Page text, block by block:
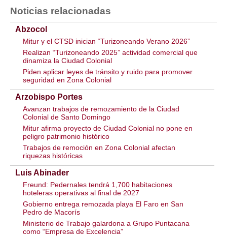
Noticias relacionadas
Abzocol
Mitur y el CTSD inician “Turizoneando Verano 2026”
Realizan “Turizoneando 2025” actividad comercial que
dinamiza la Ciudad Colonial
Piden aplicar leyes de tránsito y ruido para promover
seguridad en Zona Colonial
Arzobispo Portes
Avanzan trabajos de remozamiento de la Ciudad
Colonial de Santo Domingo
Mitur afirma proyecto de Ciudad Colonial no pone en
peligro patrimonio histórico
Trabajos de remoción en Zona Colonial afectan
riquezas históricas
Luis Abinader
Freund: Pedernales tendrá 1,700 habitaciones
hoteleras operativas al final de 2027
Gobierno entrega remozada playa El Faro en San
Pedro de Macorís
Ministerio de Trabajo galardona a Grupo Puntacana
como “Empresa de Excelencia”